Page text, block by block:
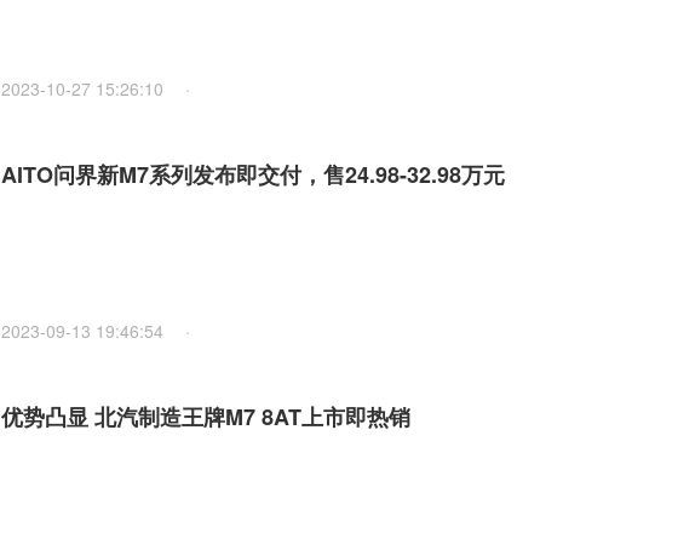
2023-10-27 15:26:10 ·
AITO问界新M7系列发布即交付，售24.98-32.98万元
2023-09-13 19:46:54 ·
优势凸显 北汽制造王牌M7 8AT上市即热销